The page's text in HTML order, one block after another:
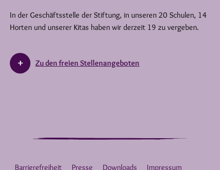
In der Geschäftsstelle der Stiftung, in unseren 20 Schulen, 14
Horten und unserer Kitas haben wir derzeit 19 zu vergeben.
Zu den freien Stellenangeboten
Barrierefreiheit Presse Downloads Impressum